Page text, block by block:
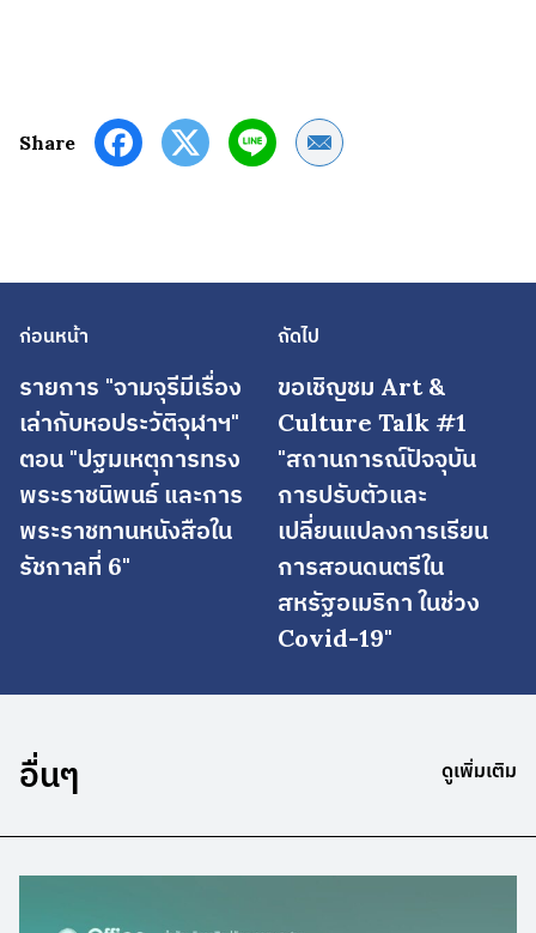
Share Share by Email
ก่อนหน้า
รายการ "จามจุรีมีเรื่อง
เล่ากับหอประวัติจุฬาฯ"
ตอน "ปฐมเหตุการทรง
พระราชนิพนธ์ และการ
พระราชทานหนังสือใน
รัชกาลที่ 6"
ถัดไป
ขอเชิญชม Art &
Culture Talk #1
"สถานการณ์ปัจจุบัน
การปรับตัวและ
เปลี่ยนแปลงการเรียน
การสอนดนตรีใน
สหรัฐอเมริกา ในช่วง
Covid-19"
อื่นๆ ดูเพิ่มเติม